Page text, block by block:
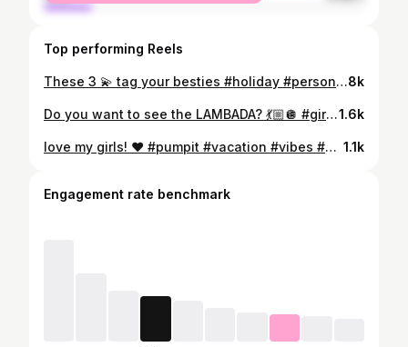
Top performing Reels
These 3 💫 tag your besties #holiday #personality #girls8k
Do you want to see the LAMBADA? 💃🏼🪩 #girlstime #holiday1.6k
love my girls! ❤️ #pumpit #vacation #vibes #holidays #fun 1.1k
Engagement rate benchmark